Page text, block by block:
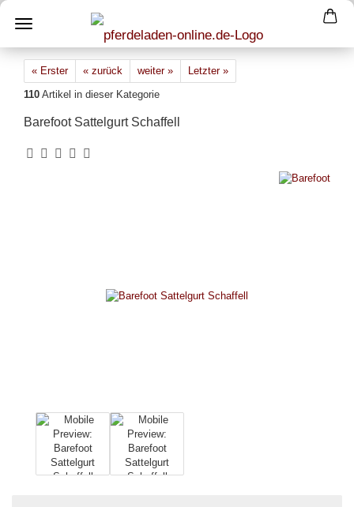
« Erster « zurück weiter »
Letzter »
110 Artikel in dieser Kategorie
Barefoot Sattelgurt Schaffell